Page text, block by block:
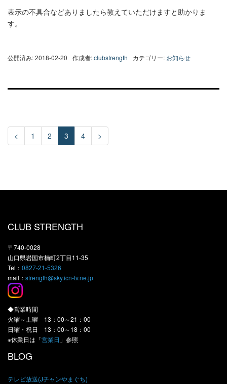
表示の不具合などありましたら教えていただけますと助かりま
す。
公開済み: 2018-02-20 作成者:clubstrength カテゴリー: お知らせ
< 1 2 3 4 >
CLUB STRENGTH
〒740-0028
山口県岩国市楠町2丁目11-35
Tel： 0827-21-5326
mail： strength@sky.icn-tv.ne.jp
◆営業時間
火曜～土曜 13：00～21：00
日曜・祝日 13：00～18：00
※休業日は「営業日 」参照
BLOG
テレビ放送(Jチャンやまぐち)